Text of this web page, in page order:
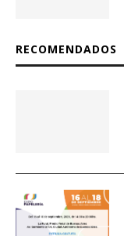
RECOMENDADOS